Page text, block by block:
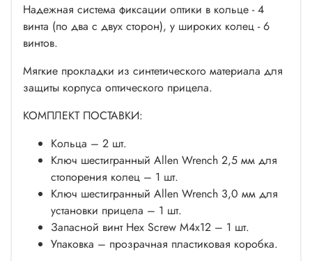
Надежная система фиксации оптики в кольце - 4
винта (по два с двух сторон), у широких колец - 6
винтов.
Мягкие прокладки из синтетического материала для
защиты корпуса оптического прицела.
КОМПЛЕКТ ПОСТАВКИ:
Кольца – 2 шт.
Ключ шестигранный Allen Wrench 2,5 мм для
стопорения колец – 1 шт.
Ключ шестигранный Allen Wrench 3,0 мм для
установки прицела – 1 шт.
Запасной винт Hex Screw М4х12 – 1 шт.
Упаковка – прозрачная пластиковая коробка.